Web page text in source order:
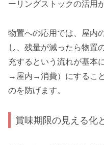
ーリングストックの活用
物置への応用では、屋内
し、残量が減ったら物置
充するという流れが基本
→屋内→消費）にするこ
のを防げます。
賞味期限の見える化